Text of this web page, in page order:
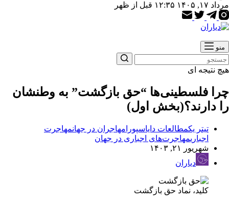
مرداد ۱۷, ۱۴۰۵ ۱۲:۳۵ قبل از ظهر
منو
هیچ نتیجه ای
چرا فلسطینی‌ها “حق بازگشت” به وطنشان‌
را دارند؟(بخش اول)
تیتر یکمطالعات دایاسپورا مهاجران در جهانمهاجرت
اجباریمهاجرت‌های اجباری در جهان
شهریور ۲۱, ۱۴۰۳
دیاران
کلید، نماد حق بازگشت